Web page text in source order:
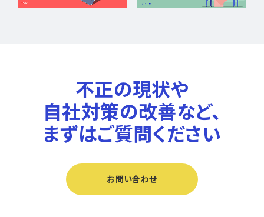
不正の現状や
自社対策の改善など、
まずはご質問ください
お問い合わせ